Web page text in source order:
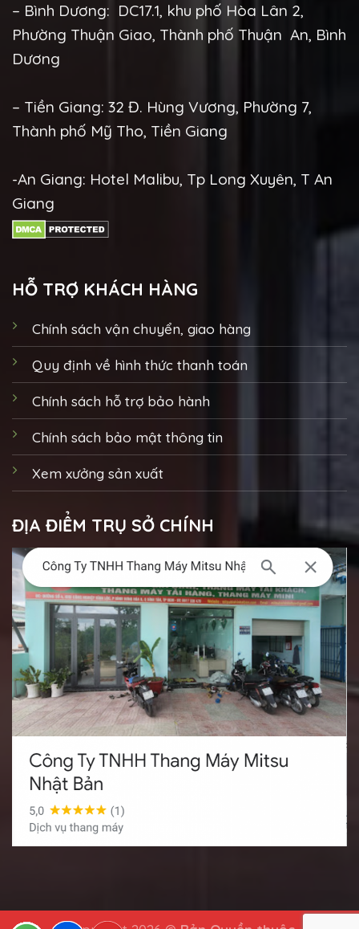
– Bình Dương: DC17.1, khu phố Hòa Lân 2,
Phường Thuận Giao, Thành phố Thuận An, Bình
Dương
– Tiền Giang: 32 Đ. Hùng Vương, Phường 7,
Thành phố Mỹ Tho, Tiền Giang
-An Giang: Hotel Malibu, Tp Long Xuyên, T An
Giang
HỖ TRỢ KHÁCH HÀNG
Chính sách vận chuyển, giao hàng
Quy định về hình thức thanh toán
Chính sách hỗ trợ bảo hành
Chính sách bảo mật thông tin
Xem xưởng sản xuất
ĐỊA ĐIỂM TRỤ SỞ CHÍNH